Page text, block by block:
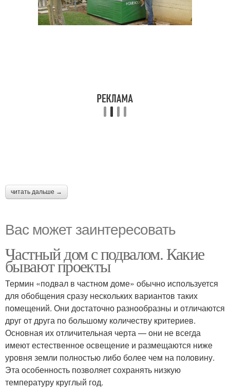
читать дальше →
Вас может заинтересовать
Частный дом с подвалом. Какие
бывают проекты
Термин «подвал в частном доме» обычно используется
для обобщения сразу нескольких вариантов таких
помещений. Они достаточно разнообразны и отличаются
друг от друга по большому количеству критериев.
Основная их отличительная черта — они не всегда
имеют естественное освещение и размещаются ниже
уровня земли полностью либо более чем на половину.
Эта особенность позволяет сохранять низкую
температуру круглый год.